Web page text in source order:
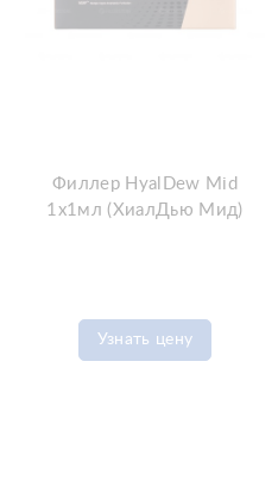
Филлер HyalDew Mid
1x1мл (ХиалДью Мид)
Узнать цену